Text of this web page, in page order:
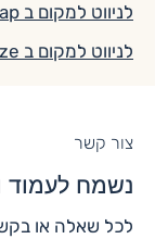
לניווט למקום ב google map
לניווט למקום ב waze
צור קשר
נשמח לעמוד
לכל שאלה או